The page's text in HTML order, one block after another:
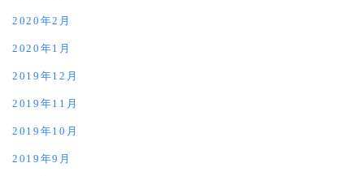
2020年2月
2020年1月
2019年12月
2019年11月
2019年10月
2019年9月